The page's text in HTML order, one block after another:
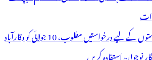
اپولو فارمیسی میں ملازمتوں کے لیے درخواستیں مطلوب، 10 جولائی کو وقارآباد
نوجوان استفادہ کریں